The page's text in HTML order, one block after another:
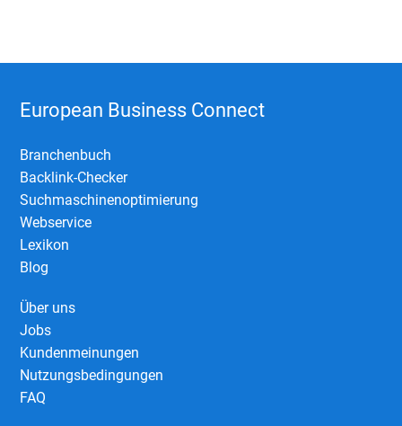
European Business Connect
Branchenbuch
Backlink-Checker
Suchmaschinenoptimierung
Webservice
Lexikon
Blog
Über uns
Jobs
Kundenmeinungen
Nutzungsbedingungen
FAQ